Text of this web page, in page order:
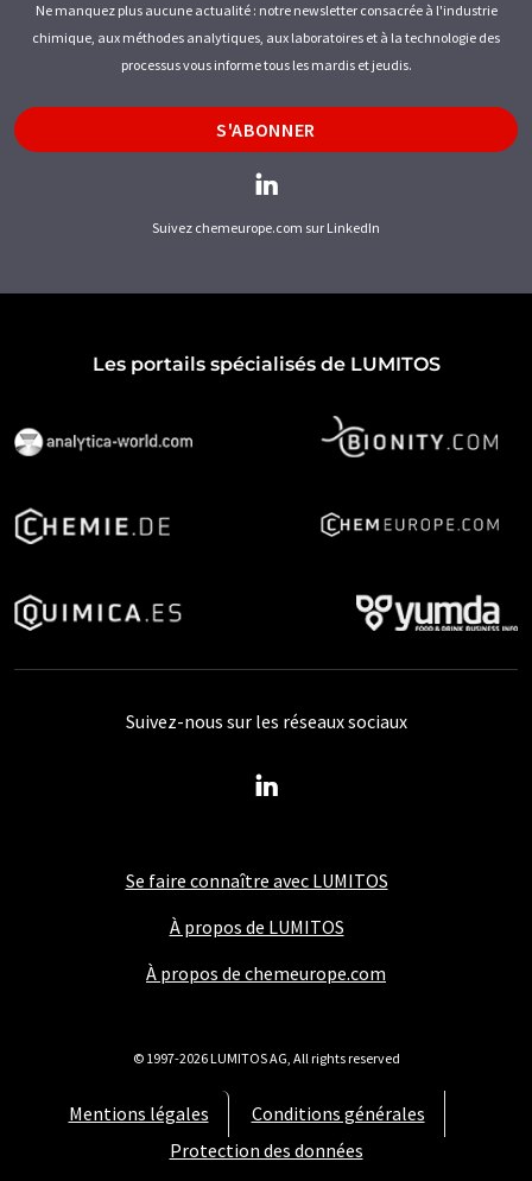
Ne manquez plus aucune actualité : notre newsletter consacrée à l'industrie
chimique, aux méthodes analytiques, aux laboratoires et à la technologie des
processus vous informe tous les mardis et jeudis.
S'ABONNER
Suivez chemeurope.com sur LinkedIn
Les portails spécialisés de LUMITOS
Se faire connaître avec LUMITOS
À propos de LUMITOS
À propos de chemeurope.com
Mentions légales
Conditions générales
Protection des données
Suivez-nous sur les réseaux sociaux
© 1997-2026 LUMITOS AG, All rights reserved